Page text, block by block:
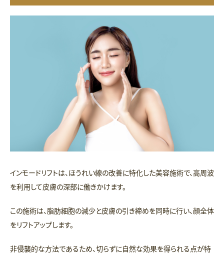
インモードリフトは、ほうれい線の改善に特化した美容施術で、高周波
を利用して皮膚の深部に働きかけます。
この施術は、脂肪細胞の減少と皮膚の引き締めを同時に行い、顔全体
をリフトアップします。
非侵襲的な方法であるため、切らずに自然な効果を得られる点が特